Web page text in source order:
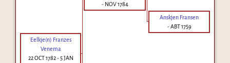
- NOV 1784
Anskjen Fransen
-ABT 1759
Eelkje(n) Franzes
Venema
22 OCT 1782-5 JAN